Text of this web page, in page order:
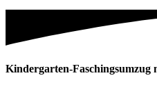
Kindergarten-